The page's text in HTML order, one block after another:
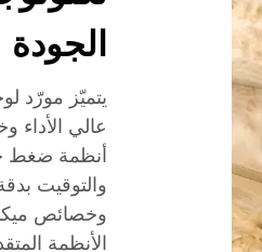
الجودة
يتميّز مورّد
عالي الأداء
أنظمة ضغط
والتوقيت
وخصائص
الأنظمة